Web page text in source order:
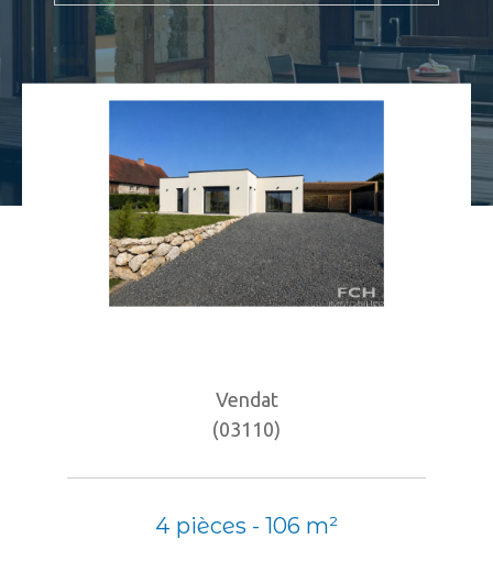
Vendat
(03110)
4 pièces - 106 m²
Localisation
Localisation
AFFINER LES CRITÈRES
TERRASSE PARKING PISCINE
FILTRER PAR